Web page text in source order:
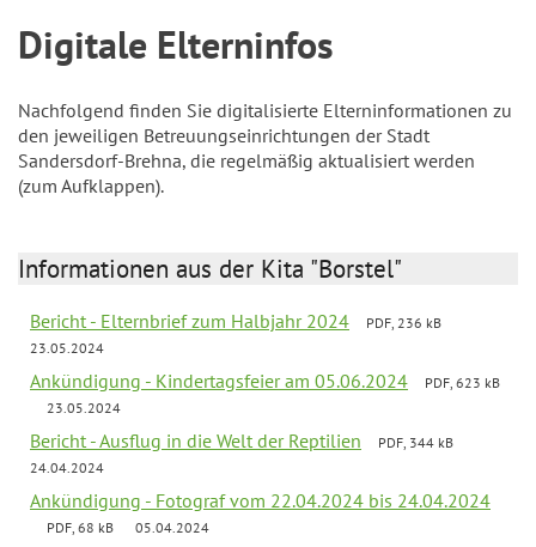
Digitale Elterninfos
Nachfolgend finden Sie digitalisierte Elterninformationen zu
den jeweiligen Betreuungseinrichtungen der Stadt
Sandersdorf-Brehna, die regelmäßig aktualisiert werden
(zum Aufklappen).
Informationen aus der Kita "Borstel"
Bericht - Elternbrief zum Halbjahr 2024
PDF, 236 kB
23.05.2024
Ankündigung - Kindertagsfeier am 05.06.2024
PDF, 623 kB
23.05.2024
Bericht - Ausflug in die Welt der Reptilien
PDF, 344 kB
24.04.2024
Ankündigung - Fotograf vom 22.04.2024 bis 24.04.2024
PDF, 68 kB 05.04.2024